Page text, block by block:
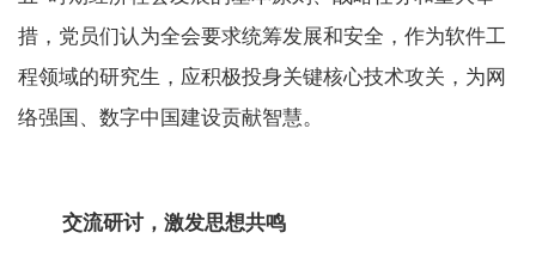
措，党员们认为全会要求统筹发展和安全，作为软件工
程领域的研究生，应积极投身关键核心技术攻关，为网
络强国、数字中国建设贡献智慧。
交流研讨，激发思想共鸣